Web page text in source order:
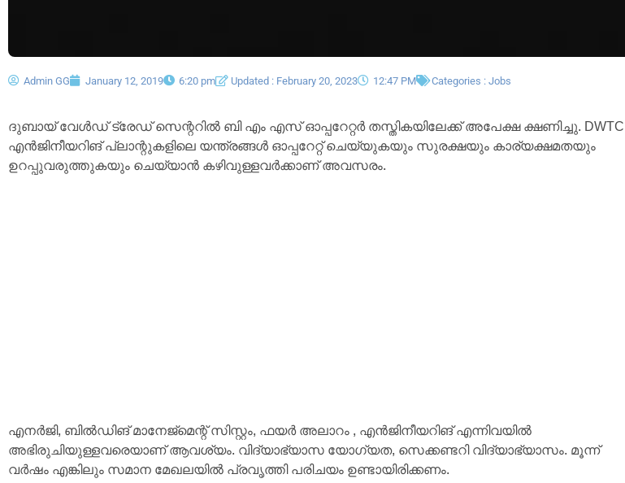
Admin GG January 12, 2019 6:20 pm Updated : February 20, 2023 12:47 PM Categories : Jobs
ദുബായ് വേൾഡ് ട്രേഡ് സെന്ററിൽ ബി എം എസ് ഓപ്പറേറ്റർ തസ്തികയിലേക്ക് അപേക്ഷ ക്ഷണിച്ചു. DWTC
എൻജിനീയറിങ് പ്ലാന്റുകളിലെ യന്ത്രങ്ങൾ ഓപ്പറേറ്റ് ചെയ്യുകയും സുരക്ഷയും കാര്യക്ഷമതയും
ഉറപ്പുവരുത്തുകയും ചെയ്യാൻ കഴിവുള്ളവർക്കാണ് അവസരം.
എനർജി, ബിൽഡിങ് മാനേജ്‌മെന്റ് സിസ്റ്റം, ഫയർ അലാറം , എൻജിനീയറിങ് എന്നിവയിൽ
അഭിരുചിയുള്ളവരെയാണ് ആവശ്യം. വിദ്യാഭ്യാസ യോഗ്യത, സെക്കണ്ടറി വിദ്യാഭ്യാസം. മൂന്ന്
വർഷം എങ്കിലും സമാന മേഖലയിൽ പ്രവൃത്തി പരിചയം ഉണ്ടായിരിക്കണം.